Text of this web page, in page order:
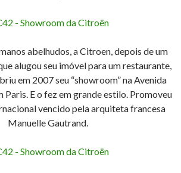
abelhudos, a Citroen, depois de um
alugou seu imóvel para um restaurante,
em 2007 seu “showroom” na Avenida
Paris. E o fez em grande estilo. Promoveu
vencido pela arquiteta francesa
Manuelle Gautrand.